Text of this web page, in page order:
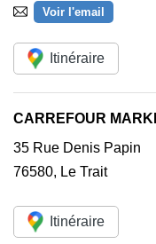
Voir l'email
Itinéraire
CARREFOUR
35 Rue Denis Papin
76580, Le Trait
Itinéraire